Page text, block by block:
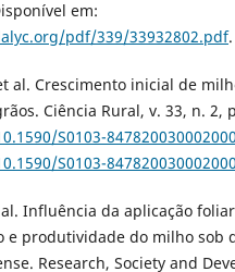
em:
pdf/339/33932802.pdf
al. Crescimento inicial de
Ciência Rural, v. 33, n. 2,
S0103-
S0103-
al. Influência da aplicação
e produtividade do milho sob
Research, Society and